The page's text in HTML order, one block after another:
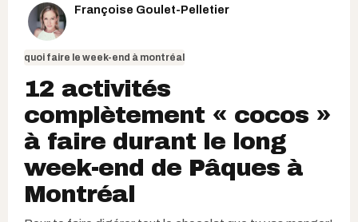
Françoise Goulet-Pelletier
quoi faire le week-end à montréal
12 activités
complètement « cocos »
à faire durant le long
week-end de Pâques à
Montréal